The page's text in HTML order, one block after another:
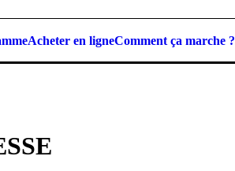
Acheter en ligneComment ça marche ?